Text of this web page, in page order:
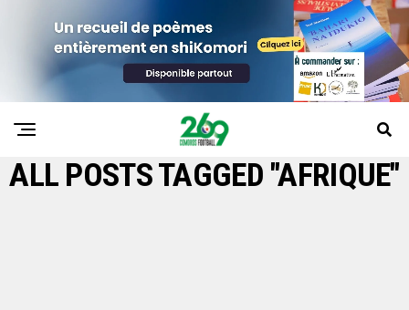
ALL POSTS TAGGED "AFRIQUE"